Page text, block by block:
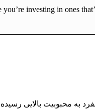
investing in ones
به محبوبیت بالایی